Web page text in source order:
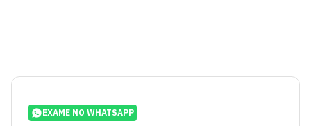
EXAME NO WHATSAPP